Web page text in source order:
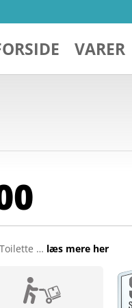
VARER
… læs mere her